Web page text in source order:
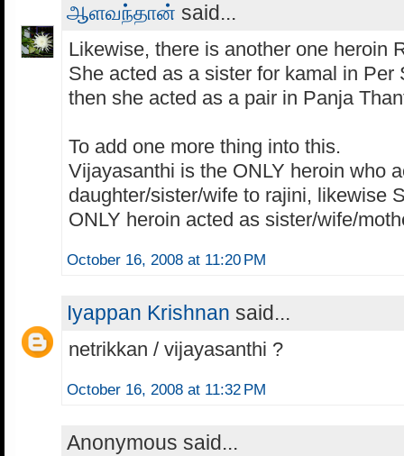
ஆளவந்தான் said...
Likewise, there is another one heroin
She acted as a sister for kamal in Per
then she acted as a pair in Panja
To add one more thing into this.
Vijayasanthi is the ONLY heroin who
daughter/sister/wife to rajini, likewise
ONLY heroin acted as sister/wife/
October 16, 2008 at 11:20 PM
Iyappan Krishnan said...
netrikkan / vijayasanthi ?
October 16, 2008 at 11:32 PM
Anonymous said...